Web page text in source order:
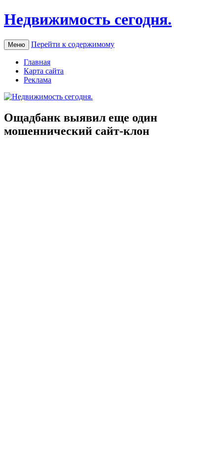
Недвижимость сегодня.
Меню Перейти к содержимому
Главная
Карта сайта
Реклама
Ощадбанк выявил еще один
мошеннический сайт-клон